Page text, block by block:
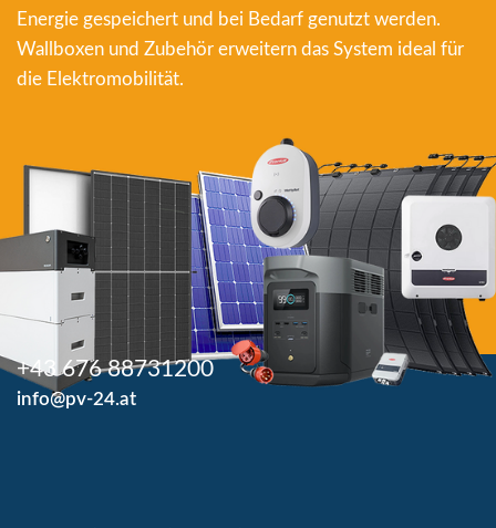
Energie gespeichert und bei Bedarf genutzt werden.
Wallboxen und Zubehör erweitern das System ideal für
die Elektromobilität.
+43 676 88731200
info@pv-24.at